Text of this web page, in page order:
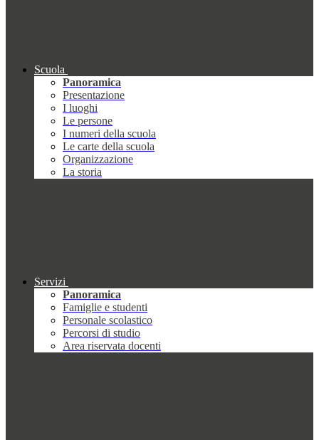
Scuola
Panoramica
Presentazione
I luoghi
Le persone
I numeri della scuola
Le carte della scuola
Organizzazione
La storia
Servizi
Panoramica
Famiglie e studenti
Personale scolastico
Percorsi di studio
Area riservata docenti